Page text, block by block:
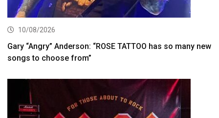
10/08/2026
Gary “Angry” Anderson: “ROSE TATTOO has so many new
songs to choose from”